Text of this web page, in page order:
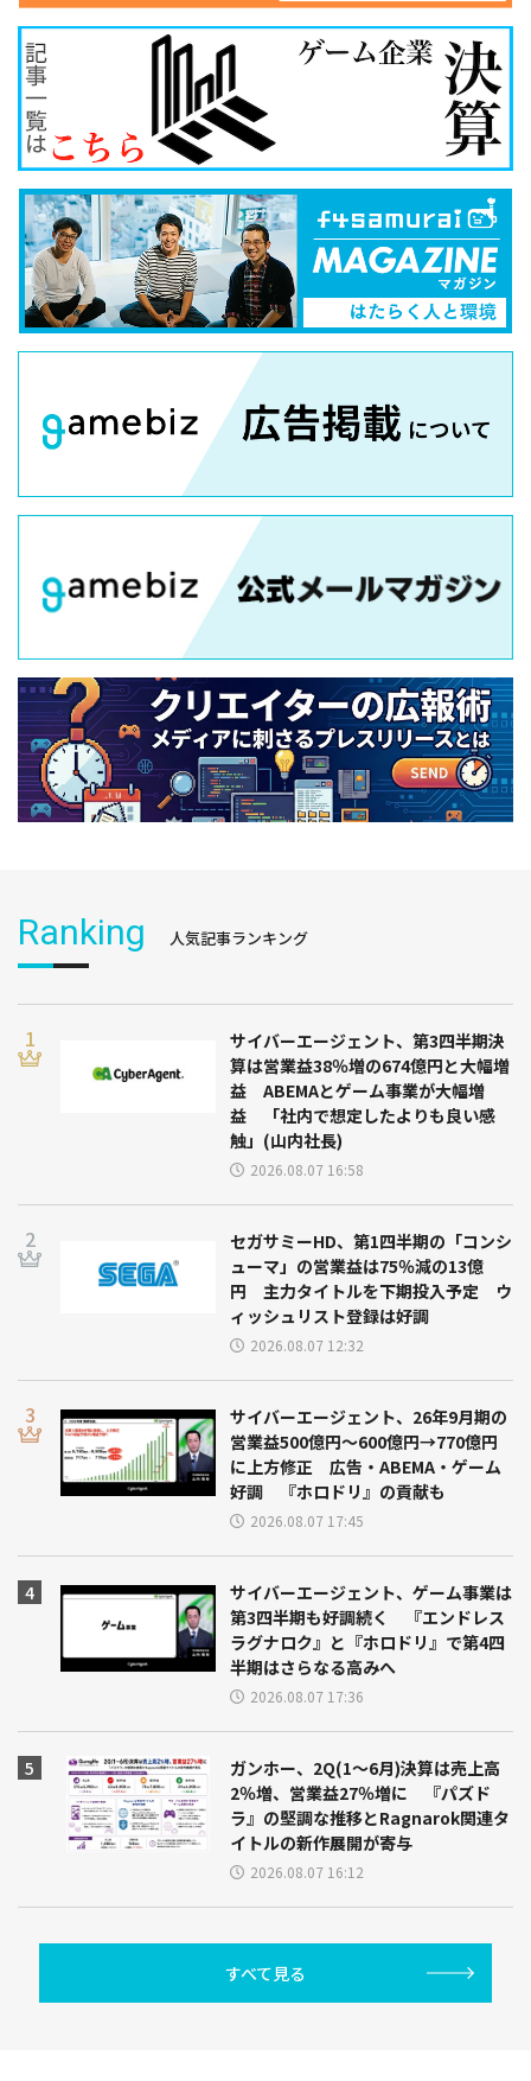
Ranking 人気記事ランキング
サイバーエージェント、第3四半期決
算は営業益38％増の674億円と大幅増
益 ABEMAとゲーム事業が大幅増
益 「社内で想定したよりも良い感
触」(山内社長)
2026.08.07 16:58
セガサミーHD、第1四半期の「コンシ
ューマ」の営業益は75％減の13億
円 主力タイトルを下期投入予定 ウ
ィッシュリスト登録は好調
2026.08.07 12:32
サイバーエージェント、26年9月期の
営業益500億円～600億円→770億円
に上方修正 広告・ABEMA・ゲーム
好調 『ホロドリ』の貢献も
2026.08.07 17:45
サイバーエージェント、ゲーム事業は
第3四半期も好調続く 『エンドレス
ラグナロク』と『ホロドリ』で第4四
半期はさらなる高みへ
2026.08.07 17:36
ガンホー、2Q(1～6月)決算は売上高
2％増、営業益27％増に 『パズド
ラ』の堅調な推移とRagnarok関連タ
イトルの新作展開が寄与
2026.08.07 16:12
すべて見る